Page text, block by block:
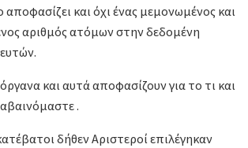
και όχι ένας μεμονωμένος και
αριθμός ατόμων στην δεδομένη
και αυτά αποφασίζουν για το τι και
.
δήθεν Αριστεροί επιλέγηκαν